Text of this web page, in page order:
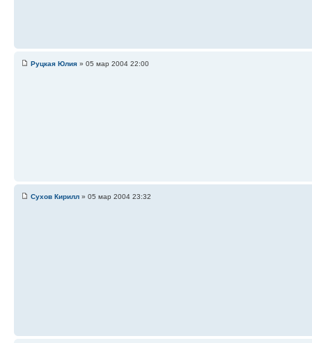
Руцкая Юлия » 05 мар 2004 22:00
Сухов Кирилл » 05 мар 2004 23:32